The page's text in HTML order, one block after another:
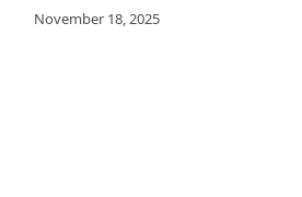
November 18, 2025